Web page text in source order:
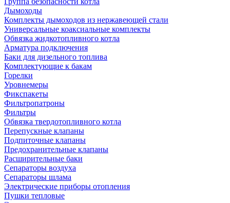
Дымоходы
Комплекты дымоходов из нержавеющей стали
Универсальные коаксиальные комплекты
Обвязка жидкотопливного котла
Арматура подключения
Баки для дизельного топлива
Комплектующие к бакам
Горелки
Уровнемеры
Фикспакеты
Фильтропатроны
Фильтры
Обвязка твердотопливного котла
Перепускные клапаны
Подпиточные клапаны
Предохранительные клапаны
Расширительные баки
Сепараторы воздуха
Сепараторы шлама
Электрические приборы отопления
Пушки тепловые